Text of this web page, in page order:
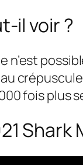
il voir ?
n’est
fois plus
Shark